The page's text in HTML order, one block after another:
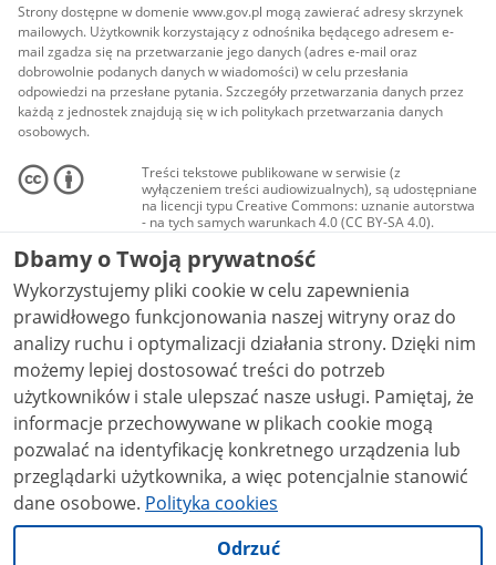
Strony dostępne w domenie www.gov.pl mogą zawierać adresy skrzynek
mailowych. Użytkownik korzystający z odnośnika będącego adresem e-
mail zgadza się na przetwarzanie jego danych (adres e-mail oraz
dobrowolnie podanych danych w wiadomości) w celu przesłania
odpowiedzi na przesłane pytania. Szczegóły przetwarzania danych przez
każdą z jednostek znajdują się w ich politykach przetwarzania danych
osobowych.
Treści tekstowe publikowane w serwisie (z
wyłączeniem treści audiowizualnych), są udostępniane
na licencji typu Creative Commons: uznanie autorstwa
- na tych samych warunkach 4.0 (CC BY-SA 4.0).
Materiały audiowizualne, w tym zdjęcia, materiały
audio i wideo, są udostępniane na licencji typu
Creative Commons: uznanie autorstwa użycie
niekomercyjne - bez utworów zależnych 4.0 (CC BY-
NC-ND 4.0), o ile nie jest to stwierdzone inaczej.
Dbamy o Twoją prywatność
Wykorzystujemy pliki cookie w celu zapewnienia
prawidłowego funkcjonowania naszej witryny oraz do
analizy ruchu i optymalizacji działania strony. Dzięki nim
możemy lepiej dostosować treści do potrzeb
użytkowników i stale ulepszać nasze usługi. Pamiętaj, że
informacje przechowywane w plikach cookie mogą
pozwalać na identyfikację konkretnego urządzenia lub
przeglądarki użytkownika, a więc potencjalnie stanowić
dane osobowe. Polityka cookies
Odrzuć